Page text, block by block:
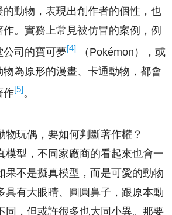
的動物，表現出創作者的個性，也
作。實務上常見被仿冒的案例，例
公司的寶可夢[4]
（Pokémon），或
物為原形的漫畫、卡通動物，都會
作[5]。
物玩偶，要如何判斷著作權？
模型，不同家廠商的看起來也會一
果不是擬真模型，而是可愛的動物
具有大眼睛、圓圓鼻子，跟原本動
同，但或許很多也大同小異。那要